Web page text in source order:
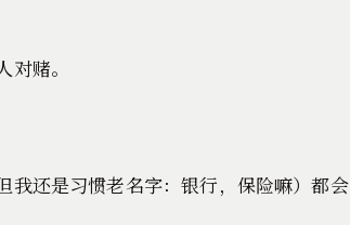
赌。
我还是习惯老名字：银行，保险嘛）都会